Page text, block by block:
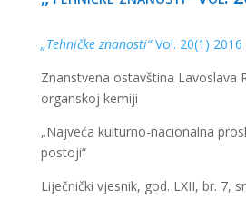
„Tehničke znanosti“Vol. 20(1) 2016
Znanstvena ostavština Lavoslava
organskoj kemiji
„Najveća kulturno-nacionalna
postoji“
Liječnički vjesnik, god. LXII, br. 7,